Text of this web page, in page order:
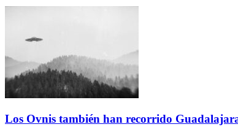
Los Ovnis también han recorrido